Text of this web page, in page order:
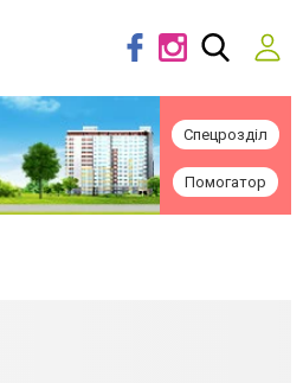
Спецрозділ
Помогатор